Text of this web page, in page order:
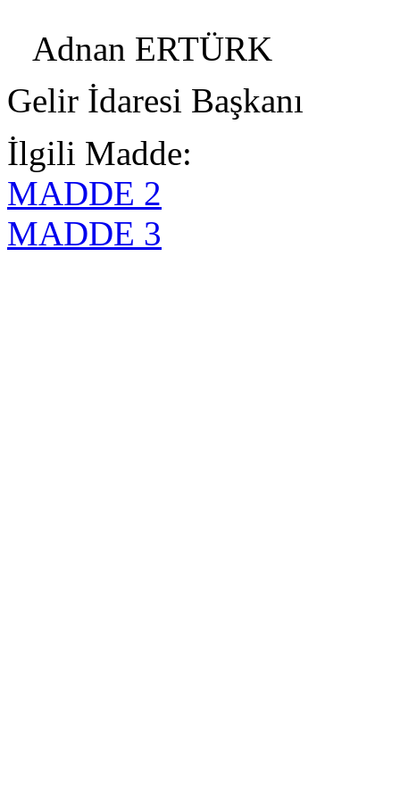
Adnan ERTÜRK
Gelir İdaresi Başkanı
İlgili Madde:
MADDE 2
MADDE 3